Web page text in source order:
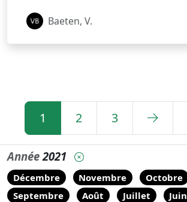
Baeten, V.
1 2 3
Année2021
Décembre Novembre
Octobre
Septembre
Août Juillet Juin